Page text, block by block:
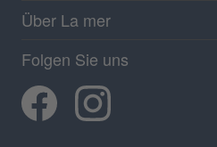
Über La mer
Folgen Sie uns